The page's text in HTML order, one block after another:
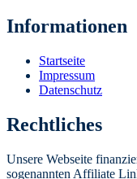
Informationen
Startseite
Impressum
Datenschutz
Rechtliches
Unsere Webseite
sogenannten Affiliate